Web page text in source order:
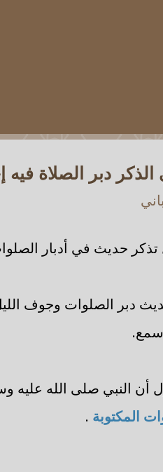
دبر الصلاة فيه
تذكر حديث في أدبار
دبر الصلوات وجوف
أن النبي صلى الله
المكتوبة .